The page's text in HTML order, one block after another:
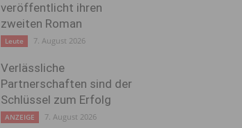
veröffentlicht ihren
zweiten Roman
Leute 7. August 2026
Verlässliche
Partnerschaften sind der
Schlüssel zum Erfolg
ANZEIGE 7. August 2026